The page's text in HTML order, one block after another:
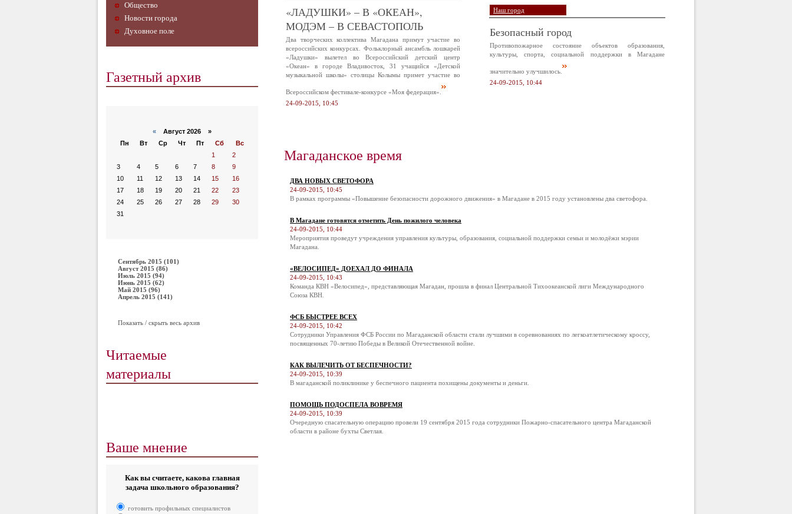
Общество
Новости города
Духовное поле
Газетный архив
« Август 2026 »
Пн
Вт Ср Чт Пт Сб
Вс
1
2
3
4 5 6 7 8
9
10
11 12 13 14 15
16
17
18 19 20 21 22
23
24
25 26 27 28 29
30
31
Сентябрь 2015 (101)
Август 2015 (86)
Июль 2015 (94)
Июнь 2015 (62)
Май 2015 (96)
Апрель 2015 (141)
Показать / скрыть весь архив
Читаемые
материалы
Ваше мнение
Как вы считаете, какова главная
задача школьного образования?
готовить профильных специалистов
«ЛАДУШКИ» – В «ОКЕАН»,
МОДЭМ – В СЕВАСТОПОЛЬ
Два творческих коллектива Магадана примут участие во
всероссийских конкурсах. Фольклорный ансамбль лошкарей
«Ладушки» вылетел во Всероссийский детский центр
«Океан» в городе Владивосток, 31 учащийся «Детской
музыкальной школы» столицы Колымы примет участие во
Всероссийском фестивале-конкурсе «Моя федерация».
24-09-2015, 10:45
Наш город
Безопасный город
Противопожарное состояние объектов образования,
культуры, спорта, социальной поддержки в Магадане
значительно улучшилось.
24-09-2015, 10:44
Магаданское время
ДВА НОВЫХ СВЕТОФОРА
24-09-2015, 10:45
В рамках программы «Повышение безопасности дорожного движения» в Магадане в 2015 году установлены два светофора.
В Магадане готовятся отметить День пожилого человека
24-09-2015, 10:44
Мероприятия проведут учреждения управления культуры, образования, социальной поддержки семьи и молодёжи мэрии
Магадана.
«ВЕЛОСИПЕД» ДОЕХАЛ ДО ФИНАЛА
24-09-2015, 10:43
Команда КВН «Велосипед», представляющая Магадан, прошла в финал Центральной Тихоокеанской лиги Международного
Союза КВН.
ФСБ БЫСТРЕЕ ВСЕХ
24-09-2015, 10:42
Сотрудники Управления ФСБ России по Магаданской области стали лучшими в соревнованиях по легкоатлетическому кроссу,
посвященных 70-летию Победы в Великой Отечественной войне.
КАК ВЫЛЕЧИТЬ ОТ БЕСПЕЧНОСТИ?
24-09-2015, 10:39
В магаданской поликлинике у беспечного пациента похищены документы и деньги.
ПОМОЩЬ ПОДОСПЕЛА ВОВРЕМЯ
24-09-2015, 10:39
Очередную спасательную операцию провели 19 сентября 2015 года сотрудники Пожарно-спасательного центра Магаданской
области в районе бухты Светлая.